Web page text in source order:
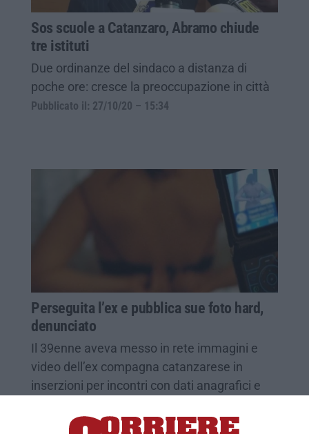
Sos scuole a Catanzaro, Abramo chiude
tre istituti
Due ordinanze del sindaco a distanza di
poche ore: cresce la preoccupazione in città
Pubblicato il: 27/10/20 – 15:34
Perseguita l’ex e pubblica sue foto hard,
denunciato
Il 39enne aveva messo in rete immagini e
video dell’ex compagna catanzarese in
inserzioni per incontri con dati anagrafici e
Pubblicato il: 02/09/20 – 10:22